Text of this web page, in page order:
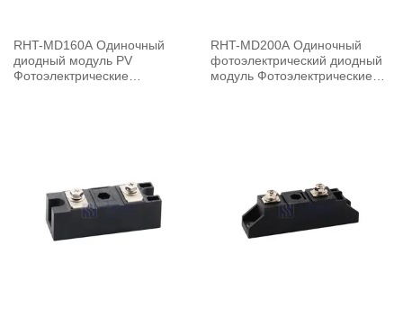
RHT-MD160A Одиночный
диодный модуль PV
Фотоэлектрические
RHT-MD200A Одиночный
фотоэлектрический диодный
модуль Фотоэлектрические